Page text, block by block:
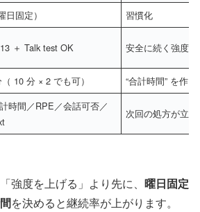
日固定） 習慣化
＋ Talk test OK 安全に続く強度
10 分 × 2 でも可） “合計時間” を作る
時間／RPE／会話可否／
次回の処方が立つ
強度を上げる」より先に、 曜日固定
を決めると継続率が上がります。